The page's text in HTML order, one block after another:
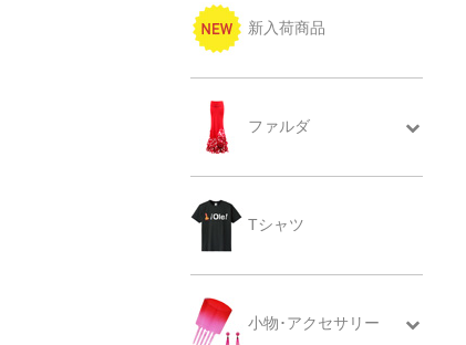
新入荷商品
ファルダ
Tシャツ
小物･アクセサリー